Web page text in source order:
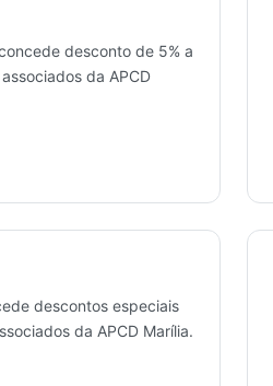
desconto de 5% a
da APCD
descontos especiais
da APCD Marília.